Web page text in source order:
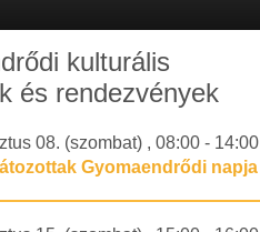
kulturális
és rendezvények
08. (szombat) ,08:00 - 14:00
Gyomaendrődi napja